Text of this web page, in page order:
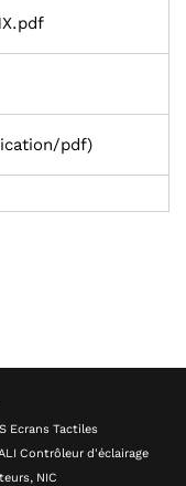
pdf)
Ecrans Tactiles
Contrôleur d'éclairage
NIC